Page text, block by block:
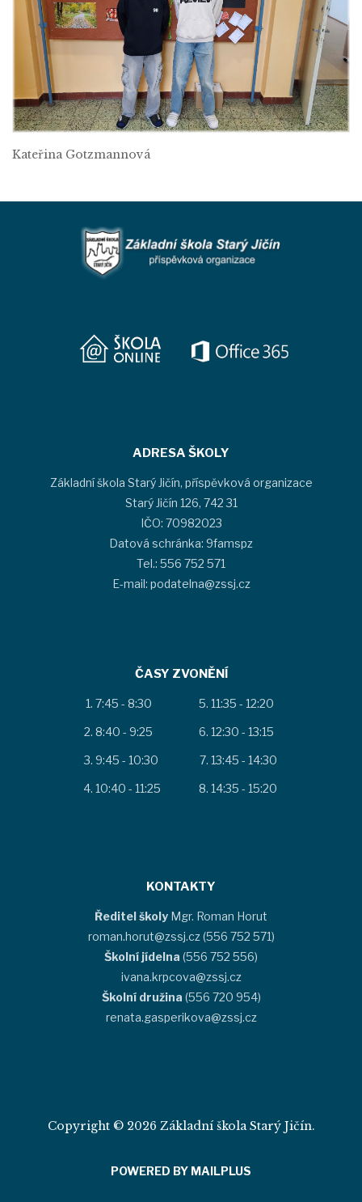
Kateřina Gotzmannová
ADRESA ŠKOLY
Základní škola Starý Jičín, příspěvková organizace
Starý Jičín 126, 742 31
IČO: 70982023
Datová schránka: 9famspz
Tel.: 556 752 571
E-mail: podatelna@zssj.cz
ČASY ZVONĚNÍ
7:45 - 8:30
8:40 - 9:25
9:45 - 10:30
10:40 - 11:25
11:35 - 12:20
12:30 - 13:15
13:45 - 14:30
14:35 - 15:20
KONTAKTY
Ředitel školy Mgr. Roman Horut
roman.horut@zssj.cz (556 752 571)
Školní jídelna (556 752 556)
ivana.krpcova@zssj.cz
Školní družina (556 720 954)
renata.gasperikova@zssj.cz
Copyright © 2026 Základní škola Starý Jičín.
POWERED BY MAILPLUS